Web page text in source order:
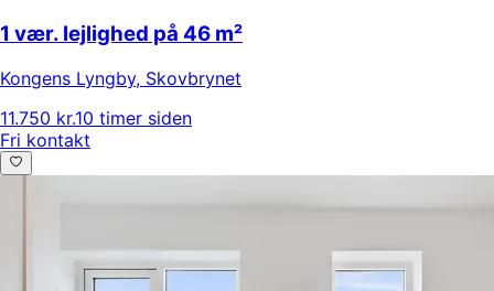
1 vær. lejlighed på 46 m²
Kongens Lyngby, Skovbrynet
11.750 kr.10 timer siden
Fri kontakt